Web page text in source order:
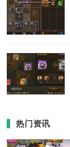
热门资讯